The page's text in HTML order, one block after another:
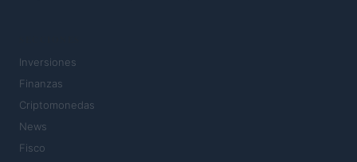
Inversiones
Finanzas
Criptomonedas
News
Fisco